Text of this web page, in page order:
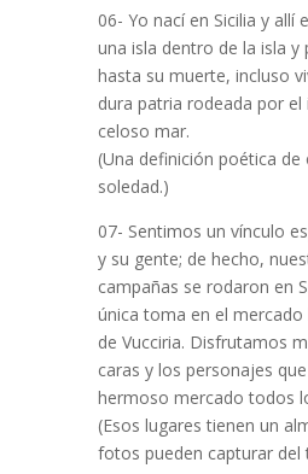
06- Yo nací en Sicilia y allí
una isla dentro de la isla y
hasta su muerte, incluso
dura patria rodeada por el
celoso mar.
(Una definición poética de
soledad.)
07- Sentimos un vínculo
y su gente; de hecho,
campañas se rodaron en
única toma en el
de Vucciria. Disfrutamos
caras y los personajes
hermoso mercado todos
(Esos lugares tienen un
fotos pueden capturar del